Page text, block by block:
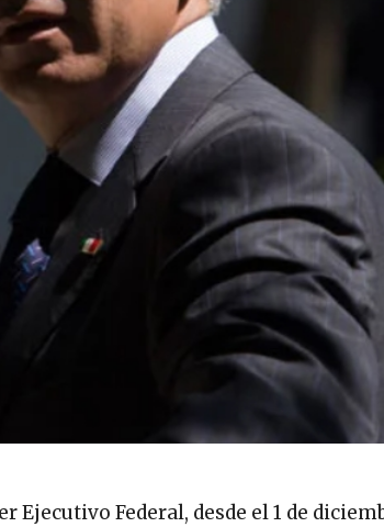
Federal, desde el 1 de